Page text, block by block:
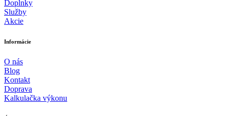
Doplnky
Služby
Akcie
Informácie
O nás
Blog
Kontakt
Doprava
Kalkulačka výkonu